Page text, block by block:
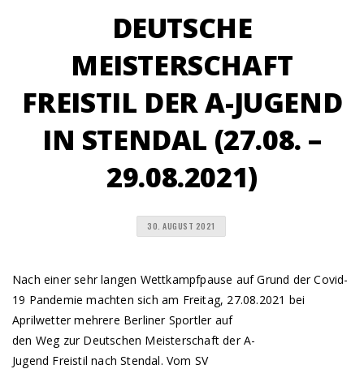
DEUTSCHE
MEISTERSCHAFT
FREISTIL DER A-JUGEND
IN STENDAL (27.08. –
29.08.2021)
30. AUGUST 2021
Nach einer sehr langen Wettkampfpause auf Grund der Covid-
19 Pandemie machten sich am Freitag, 27.08.2021 bei
Aprilwetter mehrere Berliner Sportler auf
den Weg zur Deutschen Meisterschaft der A-
Jugend Freistil nach Stendal. Vom SV